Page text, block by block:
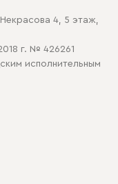
4, 5 этаж,
г. № 426261
исполнительным